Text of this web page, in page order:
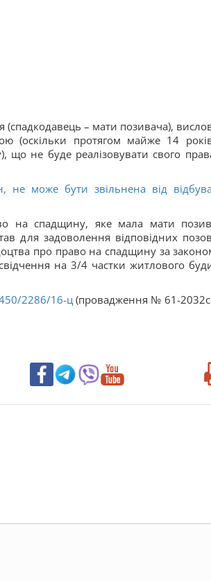
(спадкодавець – мати позивача),
(оскільки протягом майже 14
що не буде реалізовувати свого
не може бути звільнена від
на спадщину, яке мала мати
для задоволення відповідних
про право на спадщину за
на 3/4 частки житлового
2286/16-ц(провадження № 61-